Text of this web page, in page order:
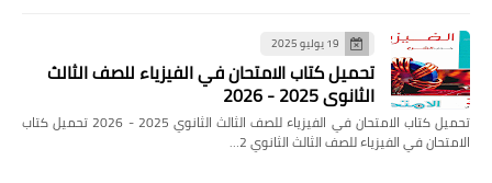
19 يوليو 2025
تحميل كتاب الامتحان في الفيزياء للصف الثالث
الثانوي 2025 - 2026
تحميل كتاب الامتحان في الفيزياء للصف الثالث الثانوي 2025 - 2026 تحميل كتاب
الامتحان في الفيزياء للصف الثالث الثانوي 2…